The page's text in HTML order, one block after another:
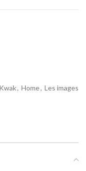
, Home, Les images